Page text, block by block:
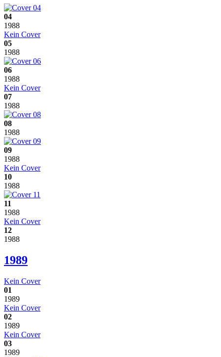
04
1988
Kein Cover
05
1988
06
1988
Kein Cover
07
1988
08
1988
09
1988
Kein Cover
10
1988
11
1988
Kein Cover
12
1988
1989
Kein Cover
01
1989
Kein Cover
02
1989
Kein Cover
03
1989